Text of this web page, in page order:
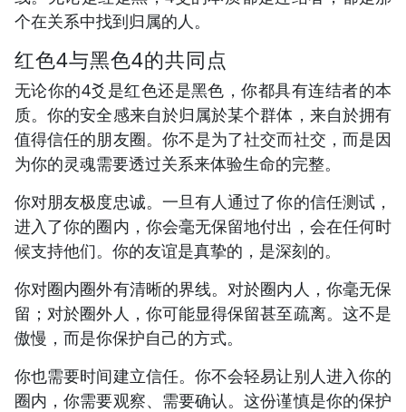
个在关系中找到归属的人。
红色4与黑色4的共同点
无论你的4爻是红色还是黑色，你都具有连结者的本
质。你的安全感来自於归属於某个群体，来自於拥有
值得信任的朋友圈。你不是为了社交而社交，而是因
为你的灵魂需要透过关系来体验生命的完整。
你对朋友极度忠诚。一旦有人通过了你的信任测试，
进入了你的圈内，你会毫无保留地付出，会在任何时
候支持他们。你的友谊是真挚的，是深刻的。
你对圈内圈外有清晰的界线。对於圈内人，你毫无保
留；对於圈外人，你可能显得保留甚至疏离。这不是
傲慢，而是你保护自己的方式。
你也需要时间建立信任。你不会轻易让别人进入你的
圈内，你需要观察、需要确认。这份谨慎是你的保护